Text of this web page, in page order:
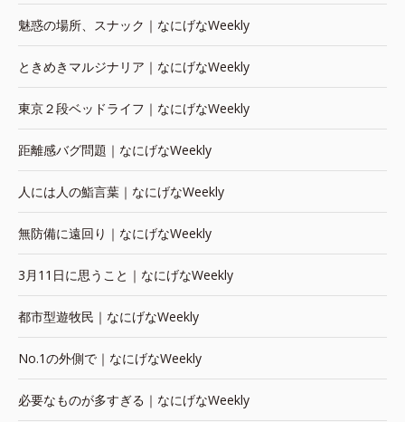
魅惑の場所、スナック｜なにげなWeekly
ときめきマルジナリア｜なにげなWeekly
東京２段ベッドライフ｜なにげなWeekly
距離感バグ問題｜なにげなWeekly
人には人の鮨言葉｜なにげなWeekly
無防備に遠回り｜なにげなWeekly
3月11日に思うこと｜なにげなWeekly
都市型遊牧民｜なにげなWeekly
No.1の外側で｜なにげなWeekly
必要なものが多すぎる｜なにげなWeekly